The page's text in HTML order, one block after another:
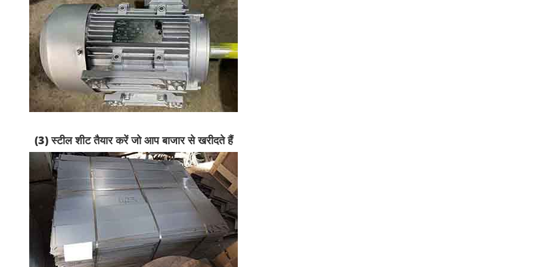
(3) स्टील शीट तैयार करें जो आप बाजार से खरीदते हैं